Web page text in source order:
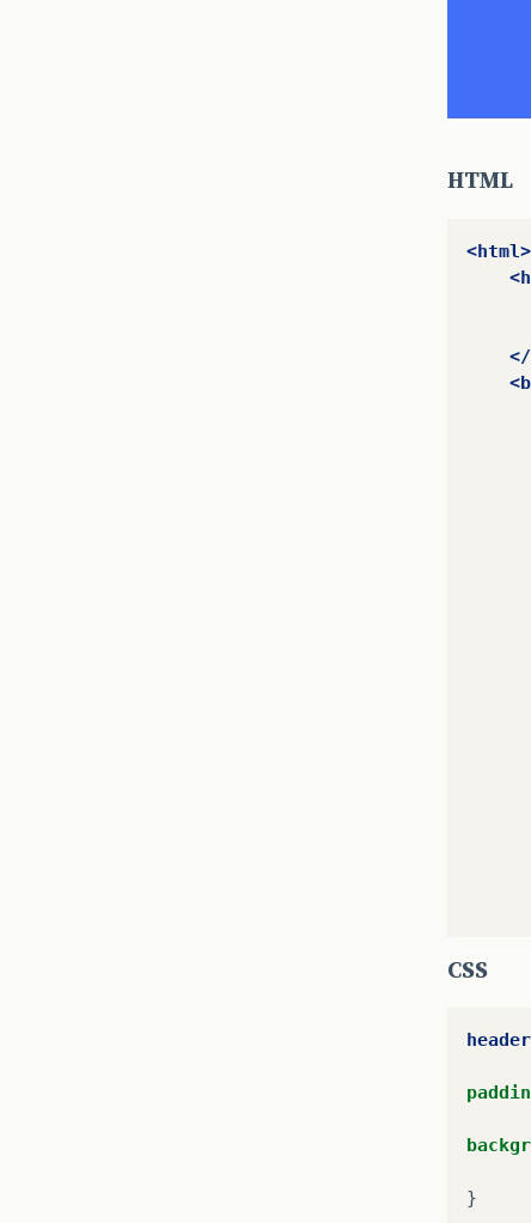
HTML
<html>
</
CSS
header
}